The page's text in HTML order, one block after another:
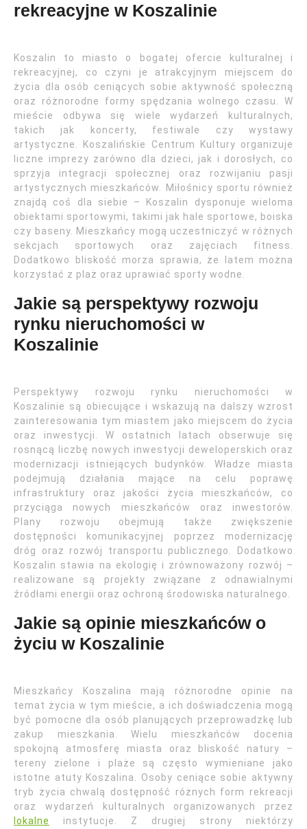
rekreacyjne w Koszalinie
Koszalin to miasto o bogatej ofercie kulturalnej i
rekreacyjnej, co czyni je atrakcyjnym miejscem do
życia dla osób ceniących sobie aktywność społeczną
oraz różnorodne formy spędzania wolnego czasu. W
mieście odbywa się wiele wydarzeń kulturalnych,
takich jak koncerty, festiwale czy wystawy
artystyczne. Koszalińskie Centrum Kultury organizuje
liczne imprezy zarówno dla dzieci, jak i dorosłych, co
sprzyja integracji społecznej oraz rozwijaniu pasji
artystycznych mieszkańców. Miłośnicy sportu również
znajdą coś dla siebie – Koszalin dysponuje wieloma
obiektami sportowymi, takimi jak hale sportowe, boiska
czy baseny. Mieszkańcy mogą uczestniczyć w różnych
sekcjach sportowych oraz zajęciach fitness.
Dodatkowo bliskość morza sprawia, że latem można
korzystać z plaż oraz uprawiać sporty wodne.
Jakie są perspektywy rozwoju
rynku nieruchomości w
Koszalinie
Perspektywy rozwoju rynku nieruchomości w
Koszalinie są obiecujące i wskazują na dalszy wzrost
zainteresowania tym miastem jako miejscem do życia
oraz inwestycji. W ostatnich latach obserwuje się
rosnącą liczbę nowych inwestycji deweloperskich oraz
modernizacji istniejących budynków. Władze miasta
podejmują działania mające na celu poprawę
infrastruktury oraz jakości życia mieszkańców, co
przyciąga nowych mieszkańców oraz inwestorów.
Plany rozwoju obejmują także zwiększenie
dostępności komunikacyjnej poprzez modernizację
dróg oraz rozwój transportu publicznego. Dodatkowo
Koszalin stawia na ekologię i zrównoważony rozwój –
realizowane są projekty związane z odnawialnymi
źródłami energii oraz ochroną środowiska naturalnego.
Jakie są opinie mieszkańców o
życiu w Koszalinie
Mieszkańcy Koszalina mają różnorodne opinie na
temat życia w tym mieście, a ich doświadczenia mogą
być pomocne dla osób planujących przeprowadzkę lub
zakup mieszkania. Wielu mieszkańców docenia
spokojną atmosferę miasta oraz bliskość natury –
tereny zielone i plaże są często wymieniane jako
istotne atuty Koszalina. Osoby ceniące sobie aktywny
tryb życia chwalą dostępność różnych form rekreacji
oraz wydarzeń kulturalnych organizowanych przez
lokalne
instytucje. Z drugiej strony niektórzy